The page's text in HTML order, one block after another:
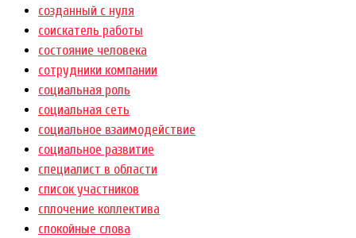
созданный с нуля
соискатель работы
состояние человека
сотрудники компании
социальная роль
социальная сеть
социальное взаимодействие
социальное развитие
специалист в области
список участников
сплочение коллектива
спокойные слова